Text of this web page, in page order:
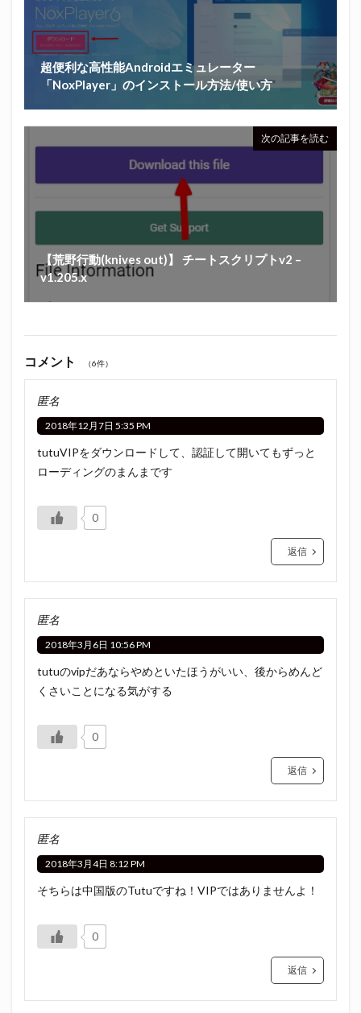
超便利な高性能Androidエミュレーター
「NoxPlayer」のインストール方法/使い方
次の記事を読む
【荒野行動(knives out)】 チートスクリプトv2 –
v1.205.x
コメント （6件）
匿名
2018年12月7日 5:35 PM
tutuVIPをダウンロードして、認証して開いてもずっと
ローディングのまんまです
0
返信
匿名
2018年3月6日 10:56 PM
tutuのvipだあならやめといたほうがいい、後からめんど
くさいことになる気がする
0
返信
匿名
2018年3月4日 8:12 PM
そちらは中国版のTutuですね！VIPではありませんよ！
0
返信